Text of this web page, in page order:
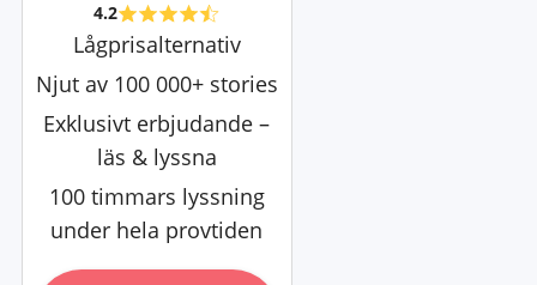
4.2
Lågprisalternativ
Njut av 100 000+ stories
Exklusivt erbjudande –
läs & lyssna
100 timmars lyssning
under hela provtiden